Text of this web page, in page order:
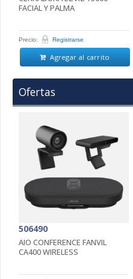
FACIAL Y PALMA
Precio: Registrarse
Agregar al carrito
Ofertas
506490
AIO CONFERENCE FANVIL
CA400 WIRELESS